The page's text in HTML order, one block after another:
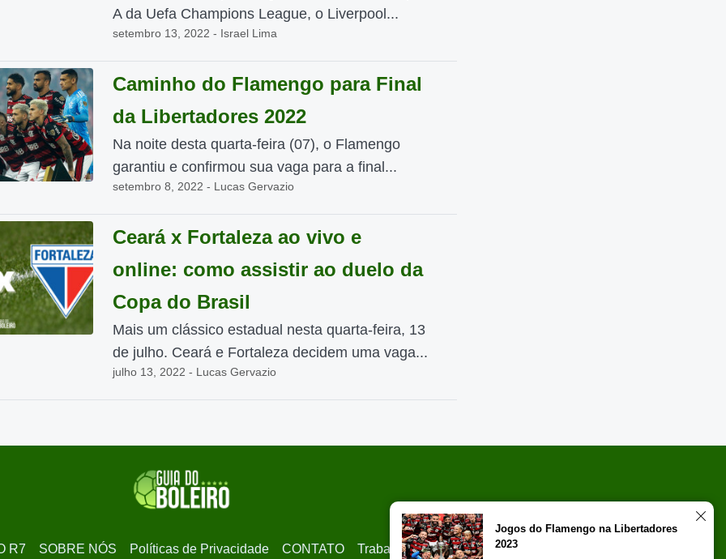
A da Uefa Champions League, o Liverpool...
setembro 13, 2022 - Israel Lima
Caminho do Flamengo para Final
da Libertadores 2022
Na noite desta quarta-feira (07), o Flamengo
garantiu e confirmou sua vaga para a final...
setembro 8, 2022 - Lucas Gervazio
Ceará x Fortaleza ao vivo e
online: como assistir ao duelo da
Copa do Brasil
Mais um clássico estadual nesta quarta-feira, 13
de julho. Ceará e Fortaleza decidem uma vaga...
julho 13, 2022 - Lucas Gervazio
R7 SOBRE NÓS Políticas de Privacidade CONTATO Trabalhe Conosco
Jogos do Flamengo na Libertadores
2023